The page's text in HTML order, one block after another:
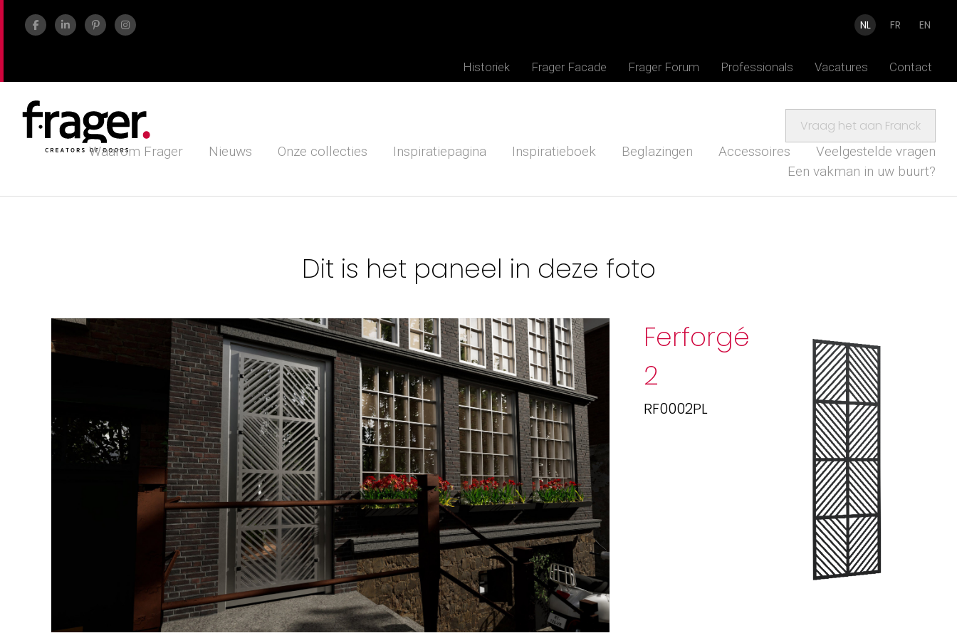
NL FR EN
Historiek Frager Facade Frager Forum Professionals Vacatures Contact
Vraag het aan Franck
Waarom Frager
Nieuws Onze collecties Inspiratiepagina Inspiratieboek Beglazingen Accessoires
Veelgestelde vragen
Een vakman in uw buurt?
Dit is het paneel in deze foto
Ferforgé
2
RF0002PL